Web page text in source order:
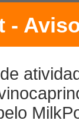
elevada
isso,
de alimentos